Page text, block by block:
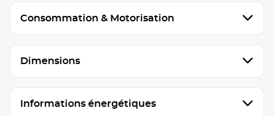
Consommation & Motorisation
Dimensions
Informations énergétiques